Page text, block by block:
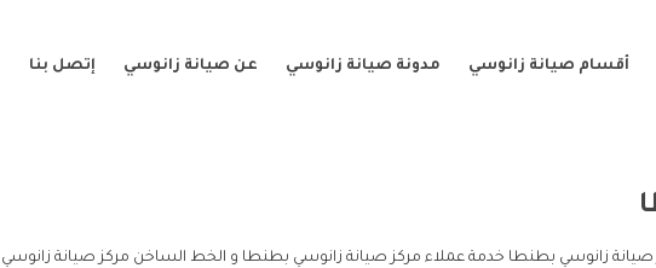
أقسام صيانة زانوسي مدونة صيانة زانوسي عن صيانة زانوسي إتصل بنا
زانوسي بطنطا خدمة عملاء مركز صيانة زانوسي بطنطا و الخط الساخن مركز صيانة